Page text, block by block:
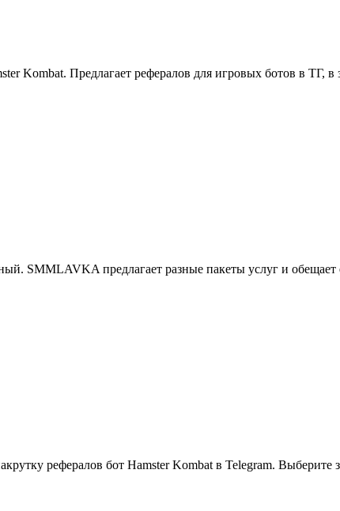
Kombat
SMMLAVKA предлагает разные пакеты услуг и обещает
рефералов бот Hamster Kombat в Telegram. Выберите